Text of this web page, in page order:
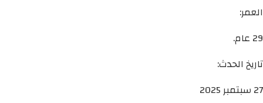
العمر:
29 عام.
تاريخ الحدث:
27 سبتمبر 2025